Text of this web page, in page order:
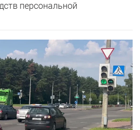
персональной